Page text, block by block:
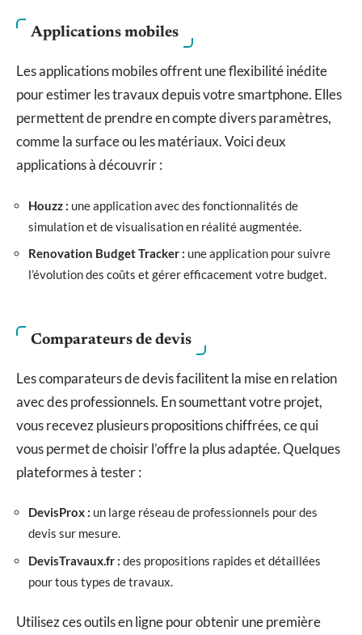
Applications mobiles
Les applications mobiles offrent une flexibilité inédite
pour estimer les travaux depuis votre smartphone. Elles
permettent de prendre en compte divers paramètres,
comme la surface ou les matériaux. Voici deux
applications à découvrir :
Houzz : une application avec des fonctionnalités de
simulation et de visualisation en réalité augmentée.
Renovation Budget Tracker : une application pour suivre
l’évolution des coûts et gérer efficacement votre budget.
Comparateurs de devis
Les comparateurs de devis facilitent la mise en relation
avec des professionnels. En soumettant votre projet,
vous recevez plusieurs propositions chiffrées, ce qui
vous permet de choisir l’offre la plus adaptée. Quelques
plateformes à tester :
DevisProx : un large réseau de professionnels pour des
devis sur mesure.
DevisTravaux.fr : des propositions rapides et détaillées
pour tous types de travaux.
Utilisez ces outils en ligne pour obtenir une première